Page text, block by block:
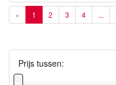
« 1 2 3 4 ...
Prijs tussen: